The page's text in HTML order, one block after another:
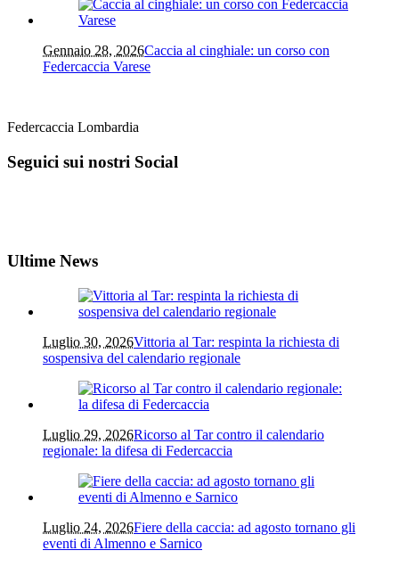
Gennaio 28, 2026Caccia al cinghiale: un corso con
Federcaccia Varese
Federcaccia Lombardia
Seguici sui nostri Social
Ultime News
Luglio 30, 2026Vittoria al Tar: respinta la richiesta di
sospensiva del calendario regionale
Luglio 29, 2026Ricorso al Tar contro il calendario
regionale: la difesa di Federcaccia
Luglio 24, 2026Fiere della caccia: ad agosto tornano gli
eventi di Almenno e Sarnico